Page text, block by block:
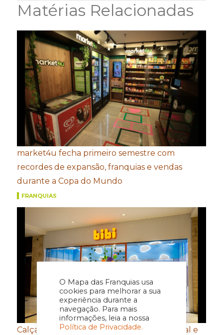
O Mapa das Franquias usa
cookies para melhorar a sua
experiência durante a
navegação. Para mais
informações, leia a nossa
Política de Privacidade.
Matérias Relacionadas
market4u fecha primeiro semestre com
recordes de expansão, franquias e vendas
durante a Copa do Mundo
FRANQUIAS
Calçados Bibi amplia presença internacional e